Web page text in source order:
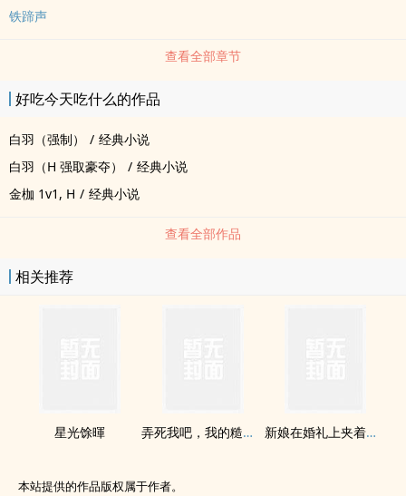
铁蹄声
查看全部章节
好吃今天吃什么的作品
白羽（强制） / 经典小说
白羽（H 强取豪夺）
/ 经典小说
金枷 1v1, H / 经典小说
查看全部作品
相关推荐
星光馀暉 弄死我吧，我的糙汉大哥 新娘在婚礼上夹着前男友塞的跳蛋中途高潮喷水
本站提供的作品版权属于作者。